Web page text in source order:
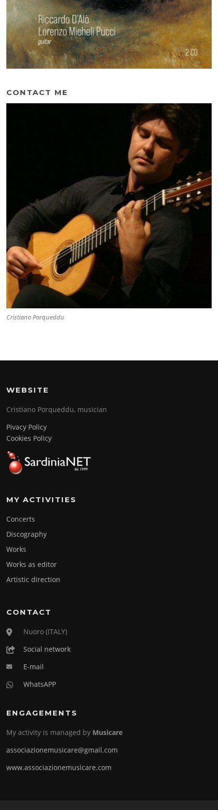
CONTACT ME
Cristiano Porqueddu
WEBSITE
Cristiano Porqueddu, musician
Pivacy Policy
Cookies Policy
MY ACTIVITIES
Concerts
Discography
Works
Works as editor
Artistic direction
CONTACT
Nuoro (ITALY)
Social network
E-mail
WhatsAPP
ENGAGEMENTS
My activity is managed by Musicare
associazionemusicare@gmail.com
www.associazionemusicare.com